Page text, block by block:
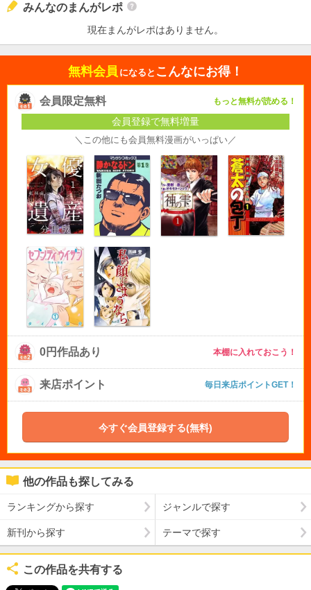
みんなのまんがレポ
現在まんがレポはありません。
無料会員 になると こんなにお得！
会員限定無料 もっと無料が読める！
会員登録で無料増量
＼この他にも会員無料漫画がいっぱい／
0円作品あり 本棚に入れておこう！
来店ポイント 毎日来店ポイントGET！
今すぐ会員登録する(無料)
他の作品も探してみる
ランキングから探す ジャンルで探す
新刊から探す テーマで探す
この作品を共有する